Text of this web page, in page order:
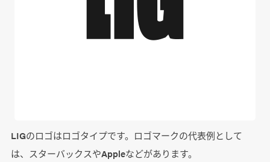
LIGのロゴはロゴタイプです。ロゴマークの代表例として
は、スターバックスやAppleなどがあります。